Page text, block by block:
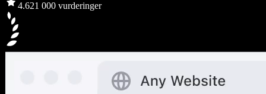
4.621 000 vurderinger